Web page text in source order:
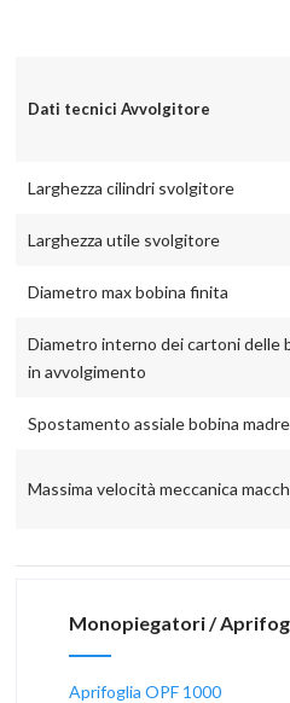
Dati tecnici Avvolgitore
Larghezza cilindri svolgitore
Larghezza utile svolgitore
Diametro max bobina finita
Diametro interno dei cartoni delle
in avvolgimento
Spostamento assiale bobina madre
Massima velocità meccanica
Monopiegatori /
Aprifoglia OPF 1000